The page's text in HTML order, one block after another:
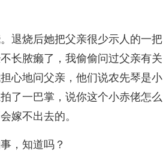
退烧后她把父亲很少示人的一把
长脓癞了，我偷偷问过父亲有关
心地问父亲，他们说农先琴是小
了一巴掌，说你这个小赤佬怎么
嫁不出去的。
，知道吗？